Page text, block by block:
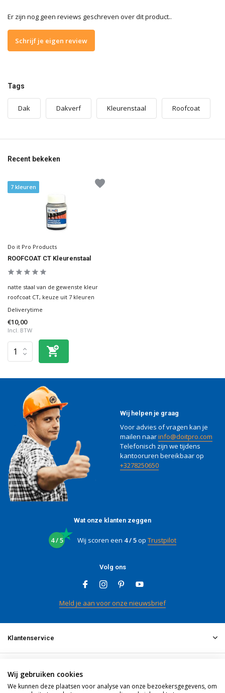
Er zijn nog geen reviews geschreven over dit product..
Schrijf je eigen review
Tags
Dak Dakverf Kleurenstaal Roofcoat
Recent bekeken
7 kleuren
Do it Pro Products
ROOFCOAT CT Kleurenstaal
natte staal van de gewenste kleur
roofcoat CT, keuze uit 7 kleuren
Deliverytime
€10,00
Incl. BTW
Wij helpen je graag
Voor advies of vragen kan je
mailen naarinfo@doitpro.com
Telefonisch zijn we tijdens
kantooruren bereikbaar op
+3278250650
Wat onze klanten zeggen
4 / 5 Wij scoren een 4 / 5op Trustpilot
Volg ons
Meld je aan voor onze nieuwsbrief
Klantenservice
Wij gebruiken cookies
We kunnen deze plaatsen voor analyse van onze bezoekersgegevens, om